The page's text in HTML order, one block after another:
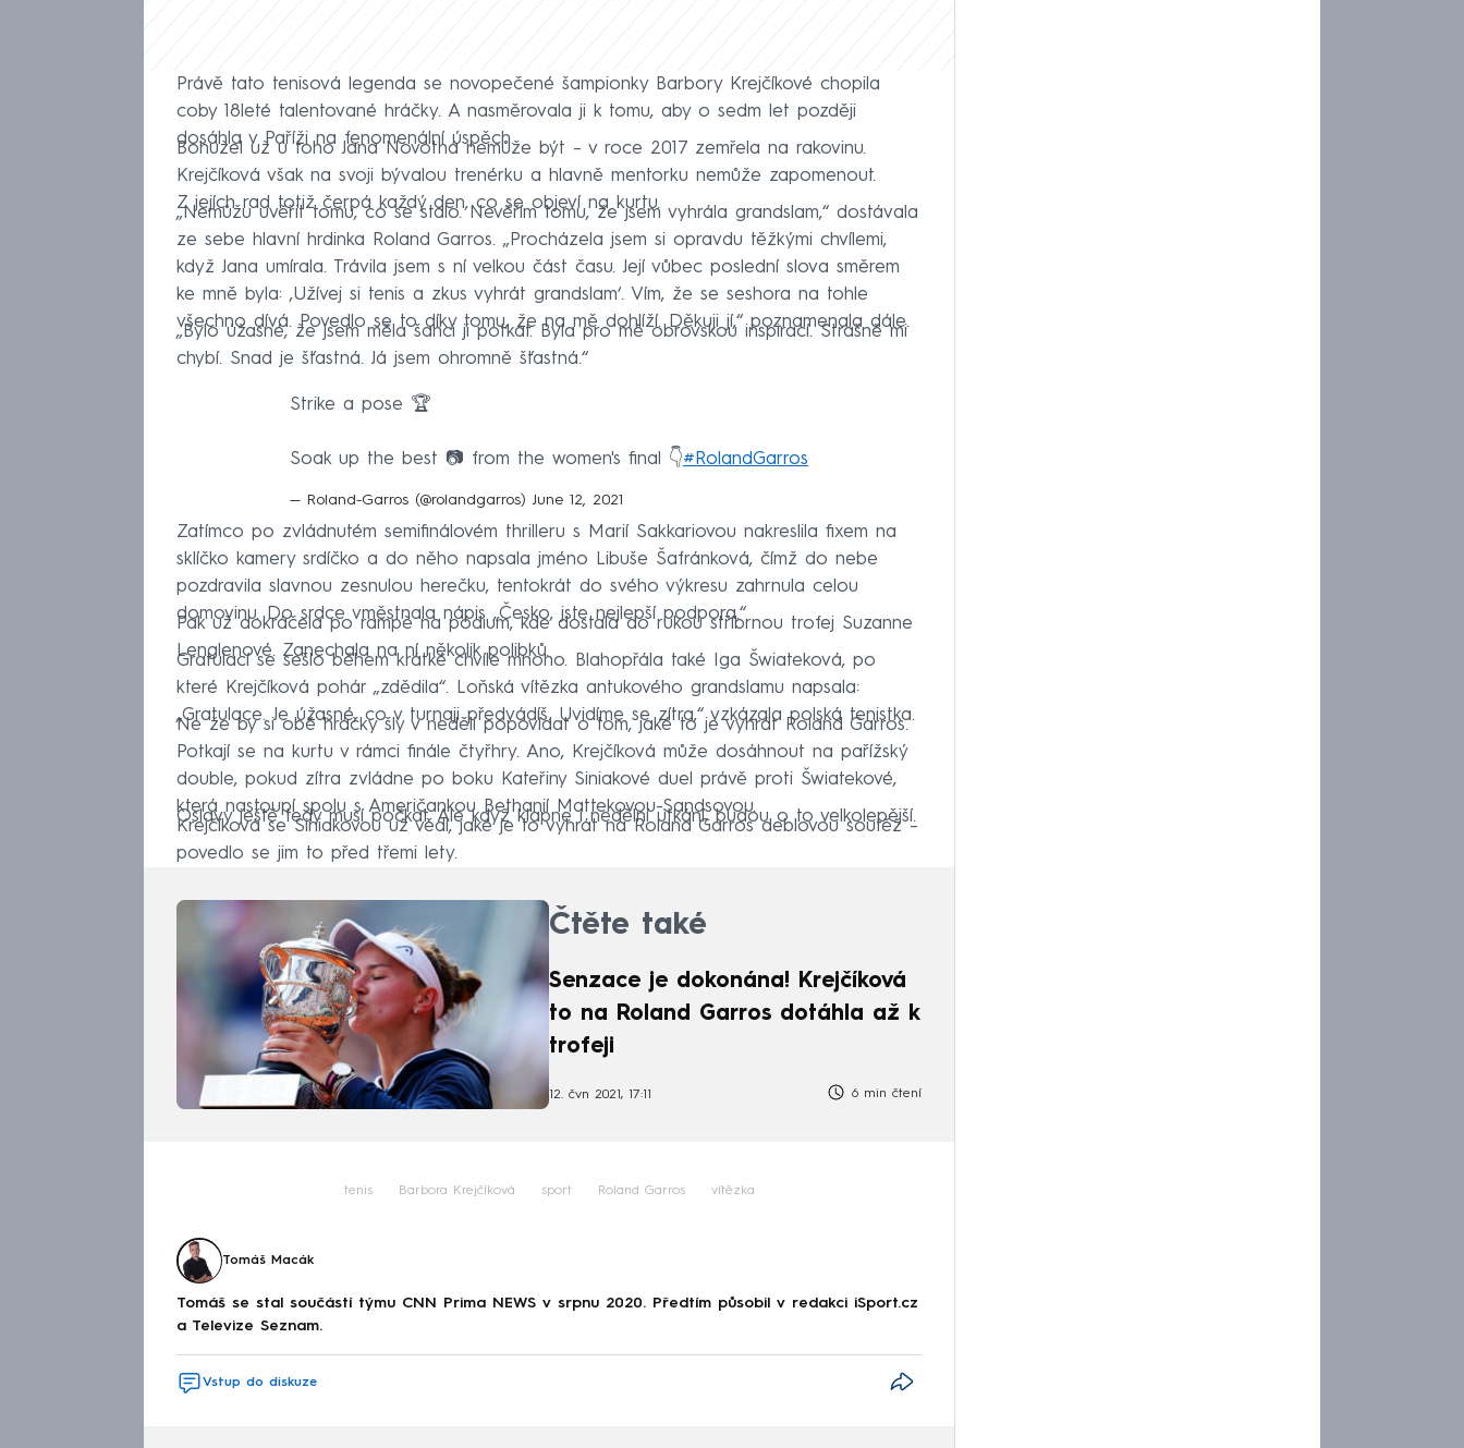
Právě tato tenisová legenda se novopečené šampionky Barbory Krejčíkové chopila
coby 18leté talentované hráčky. A nasměrovala ji k tomu, aby o sedm let později
dosáhla v Paříži na fenomenální úspěch.
Bohužel už u toho Jana Novotná nemůže být – v roce 2017 zemřela na rakovinu.
Krejčíková však na svoji bývalou trenérku a hlavně mentorku nemůže zapomenout.
Z jejích rad totiž čerpá každý den, co se objeví na kurtu.
„Nemůžu uvěřit tomu, co se stalo. Nevěřím tomu, že jsem vyhrála grandslam,“ dostávala
ze sebe hlavní hrdinka Roland Garros. „Procházela jsem si opravdu těžkými chvílemi,
když Jana umírala. Trávila jsem s ní velkou část času. Její vůbec poslední slova směrem
ke mně byla: ‚Užívej si tenis a zkus vyhrát grandslam‘. Vím, že se seshora na tohle
všechno dívá. Povedlo se to díky tomu, že na mě dohlíží. Děkuji jí,“ poznamenala dále.
„Bylo úžasné, že jsem měla šanci ji potkat. Byla pro mě obrovskou inspirací. Strašně mi
chybí. Snad je šťastná. Já jsem ohromně šťastná.“
Strike a pose 🏆
Soak up the best 📷 from the women's final 👇#RolandGarros
— Roland-Garros (@rolandgarros) June 12, 2021
Zatímco po zvládnutém semifinálovém thrilleru s Marií Sakkariovou nakreslila fixem na
sklíčko kamery srdíčko a do něho napsala jméno Libuše Šafránková, čímž do nebe
pozdravila slavnou zesnulou herečku, tentokrát do svého výkresu zahrnula celou
domovinu. Do srdce vměstnala nápis „Česko, jste nejlepší podpora.“
Pak už dokráčela po rampě na pódium, kde dostala do rukou stříbrnou trofej Suzanne
Lenglenové. Zanechala na ní několik polibků.
Gratulací se sešlo během krátké chvíle mnoho. Blahopřála také Iga Šwiateková, po
které Krejčíková pohár „zdědila“. Loňská vítězka antukového grandslamu napsala:
„Gratulace. Je úžasné, co v turnaji předvádíš. Uvidíme se zítra,“ vzkázala polská tenistka.
Ne že by si obě hráčky šly v neděli popovídat o tom, jaké to je vyhrát Roland Garros.
Potkají se na kurtu v rámci finále čtyřhry. Ano, Krejčíková může dosáhnout na pařížský
double, pokud zítra zvládne po boku Kateřiny Siniakové duel právě proti Šwiatekové,
která nastoupí spolu s Američankou Bethanií Mattekovou-Sandsovou.
Oslavy ještě tedy musí počkat. Ale když klapne i nedělní utkání, budou o to velkolepější.
Krejčíková se Siniakovou už vědí, jaké je to vyhrát na Roland Garros deblovou soutěž –
povedlo se jim to před třemi lety.
Čtěte také
Senzace je dokonána! Krejčíková
to na Roland Garros dotáhla až k
trofeji
12. čvn 2021, 17:11 6 min čtení
tenis Barbora Krejčíková sport Roland Garros vítězka
Tomáš Macák
Tomáš se stal součástí týmu CNN Prima NEWS v srpnu 2020. Předtím působil v redakci iSport.cz
a Televize Seznam.
Vstup do diskuze